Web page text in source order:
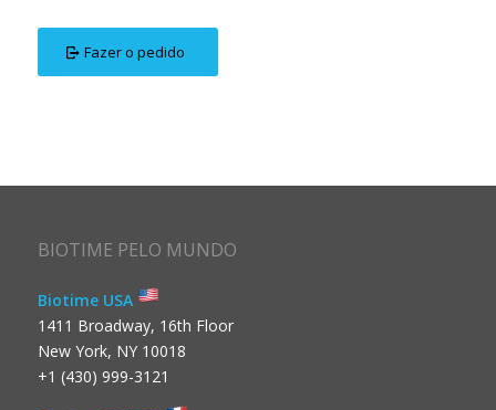
Fazer o pedido
BIOTIME PELO MUNDO
Biotime USA
1411 Broadway, 16th Floor
New York, NY 10018
+1 (430) 999-3121